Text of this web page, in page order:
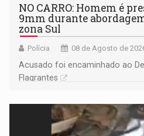
NO CARRO: Homem é
9mm durante
zona Sul
Polícia 08 de Agosto de
Acusado foi encaminhado ao
Flagrantes